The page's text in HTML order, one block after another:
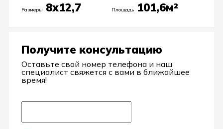
Размеры 8х12,7 Площадь 101,6м²
Получите консультацию
Оставьте свой номер телефона и наш
специалист свяжется с вами в ближайшее
время!